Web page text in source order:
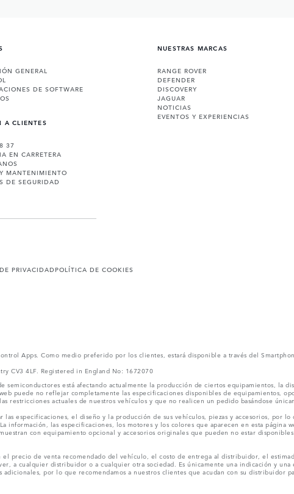
GENERAL
DE SOFTWARE
A CLIENTES
37
EN CARRETERA
MANTENIMIENTO
DE SEGURIDAD
NUESTRAS MARCAS
RANGE ROVER
DEFENDER
DISCOVERY
JAGUAR
NOTICIAS
EVENTOS Y EXPERIENCIAS
PRIVACIDADPOLÍTICA DE COOKIES
Apps. Como medio preferido por los clientes, estará disponible a través del
CV3 4LF. Registered in England No: 1672070
semiconductores está afectando actualmente la producción de ciertos equipamientos, la
puede no reflejar completamente las especificaciones disponibles de equipamientos,
actuales de nuestros vehículos y que no realicen un pedido basándose
las especificaciones, el diseño y la producción de sus vehículos, piezas y accesorios, por
información, las especificaciones, los motores y los colores que aparecen en esta página
con equipamiento opcional y accesorios originales que pueden no estar
precio de venta recomendado del vehículo, el costo de entrega al distribuidor, el
a cualquier distribuidor o a cualquier otra sociedad. Es únicamente una indicación y
por lo que recomendamos a nuestros clientes que acudan con su distribuidor